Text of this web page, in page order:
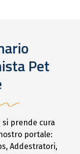
Pet
prende cura
portale:
Addestratori,